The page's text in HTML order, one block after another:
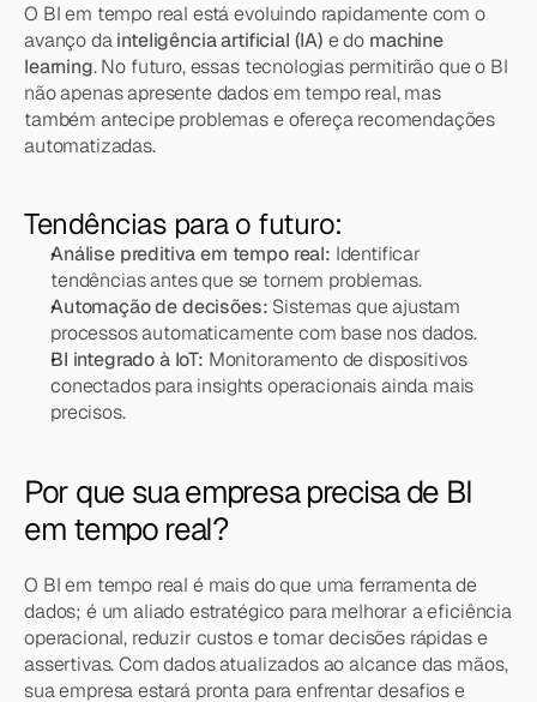
O BI em tempo real está evoluindo rapidamente com o
avanço da inteligência artificial (IA) e do machine
learning. No futuro, essas tecnologias permitirão que o BI
não apenas apresente dados em tempo real, mas
também antecipe problemas e ofereça recomendações
automatizadas.
Tendências para o futuro:
Análise preditiva em tempo real: Identificar
tendências antes que se tornem problemas.
Automação de decisões: Sistemas que ajustam
processos automaticamente com base nos dados.
BI integrado à IoT: Monitoramento de dispositivos
conectados para insights operacionais ainda mais
precisos.
Por que sua empresa precisa de BI
em tempo real?
O BI em tempo real é mais do que uma ferramenta de
dados; é um aliado estratégico para melhorar a eficiência
operacional, reduzir custos e tomar decisões rápidas e
assertivas. Com dados atualizados ao alcance das mãos,
sua empresa estará pronta para enfrentar desafios e